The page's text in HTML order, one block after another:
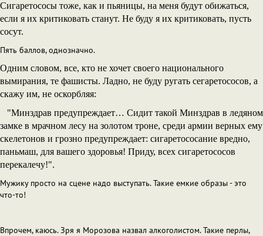
Сигаретососы тоже, как и пьяницы, на меня будут обижаться,
если я их критиковать станут. Не буду я их критиковать, пусть
сосут.
Пять баллов, однозначно.
Одним словом, все, кто не хочет своего национального
вымирания, те фашисты. Ладно, не буду ругать сегаретососов, а
скажу им, не оскорбляя:
"Минздрав предупреждает… Сидит такой Минздрав в ледяном
замке в мрачном лесу на золотом троне, среди армии верных ему
скелетонов и грозно предупреждает: сигаретососание вредно,
паньмаш, для вашего здоровья! Приду, всех сигаретососов
перекалечу!".
Мужику просто на сцене надо выступать. Такие емкие образы - это
что-то!
Впрочем, каюсь. Зря я Морозова назвал алкоголистом. Такие перлы,